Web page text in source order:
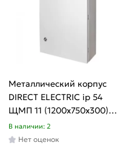
Металлический корпус
DIRECT ELECTRIC ip 54
ЩМП 11 (1200x750x300)
DE16202111
В наличии: 2
Нет оценок